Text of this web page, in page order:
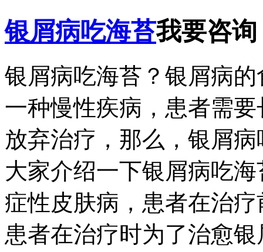
银屑病吃海苔我要咨询
银屑病吃海苔？银屑病
一种慢性疾病，患者需
放弃治疗，那么，银屑
大家介绍一下银屑病吃
症性皮肤病，患者在治
患者在治疗时为了治愈